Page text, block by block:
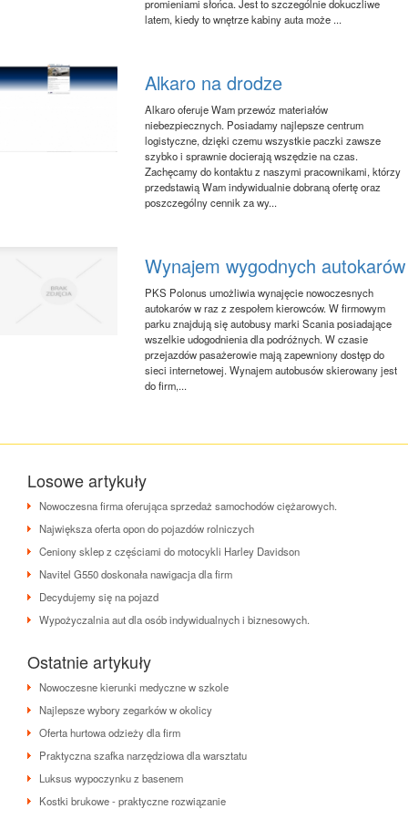
promieniami słońca. Jest to szczególnie dokuczliwe
latem, kiedy to wnętrze kabiny auta może ...
Alkaro na drodze
Alkaro oferuje Wam przewóz materiałów
niebezpiecznych. Posiadamy najlepsze centrum
logistyczne, dzięki czemu wszystkie paczki zawsze
szybko i sprawnie docierają wszędzie na czas.
Zachęcamy do kontaktu z naszymi pracownikami, którzy
przedstawią Wam indywidualnie dobraną ofertę oraz
poszczególny cennik za wy...
Wynajem wygodnych autokarów
PKS Polonus umożliwia wynajęcie nowoczesnych
autokarów w raz z zespołem kierowców. W firmowym
parku znajdują się autobusy marki Scania posiadające
wszelkie udogodnienia dla podróżnych. W czasie
przejazdów pasażerowie mają zapewniony dostęp do
sieci internetowej. Wynajem autobusów skierowany jest
do firm,...
Losowe artykuły
Nowoczesna firma oferująca sprzedaż samochodów ciężarowych.
Największa oferta opon do pojazdów rolniczych
Ceniony sklep z częściami do motocykli Harley Davidson
Navitel G550 doskonała nawigacja dla firm
Decydujemy się na pojazd
Wypożyczalnia aut dla osób indywidualnych i biznesowych.
Ostatnie artykuły
Nowoczesne kierunki medyczne w szkole
Najlepsze wybory zegarków w okolicy
Oferta hurtowa odzieży dla firm
Praktyczna szafka narzędziowa dla warsztatu
Luksus wypoczynku z basenem
Kostki brukowe - praktyczne rozwiązanie